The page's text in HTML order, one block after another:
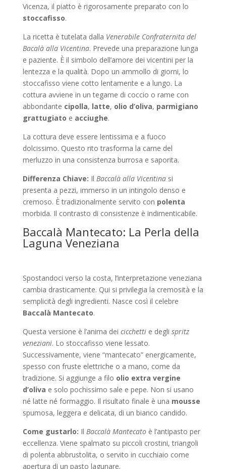
Vicenza, il piatto è rigorosamente preparato con lo
stoccafisso.
La ricetta è tutelata dalla Venerabile Confraternita del
Bacalà alla Vicentina. Prevede una preparazione lunga
e paziente. È il simbolo dell’amore dei vicentini per la
lentezza e la qualità. Dopo un ammollo di giorni, lo
stoccafisso viene cotto lentamente e a lungo. La
cottura avviene in un tegame di coccio o rame con
abbondante cipolla, latte, olio d’oliva, parmigiano
grattugiato e acciughe.
La cottura deve essere lentissima e a fuoco
dolcissimo. Questo rito trasforma la carne del
merluzzo in una consistenza burrosa e saporita.
Differenza Chiave: Il Baccalà alla Vicentinasi
presenta a pezzi, immerso in un intingolo denso e
cremoso. È tradizionalmente servito con polenta
morbida. Il contrasto di consistenze è indimenticabile.
Baccalà Mantecato: La Perla della
Laguna Veneziana
Spostandoci verso la costa, l’interpretazione veneziana
cambia drasticamente. Qui si privilegia la cremosità e la
semplicità degli ingredienti. Nasce così il celebre
Baccalà Mantecato.
Questa versione è l’anima dei cicchettie degli spritz
veneziani. Lo stoccafisso viene lessato.
Successivamente, viene “mantecato” energicamente,
spesso con fruste elettriche o a mano, come da
tradizione. Si aggiunge a filo olio extra vergine
d’oliva e solo pochissimo sale e pepe. Non si usano
né latte né formaggio. Il risultato finale è una mousse
spumosa, leggera e delicata, di un bianco candido.
Come gustarlo: Il Baccalà Mantecatoè l’antipasto per
eccellenza. Viene spalmato su piccoli crostini, triangoli
di polenta abbrustolita, o servito in cucchiaio come
apertura di un pasto lagunare.